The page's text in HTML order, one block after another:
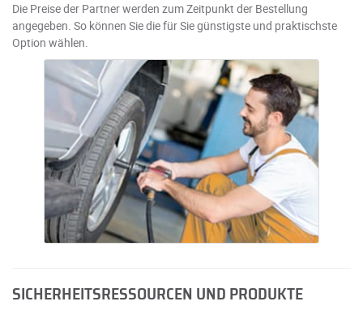
Die Preise der Partner werden zum Zeitpunkt der Bestellung
angegeben. So können Sie die für Sie günstigste und praktischste
Option wählen.
SICHERHEITSRESSOURCEN UND PRODUKTE